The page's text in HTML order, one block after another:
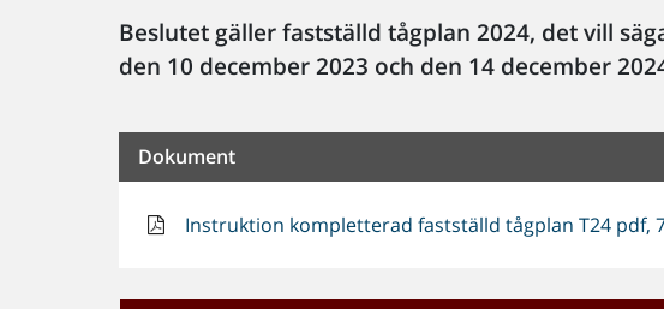
Beslutet gäller fastställd tågplan 2024, det vill
den 10 december 2023 och den 14 december
Dokument
Instruktion kompletterad fastställd tågplan T24 pdf,